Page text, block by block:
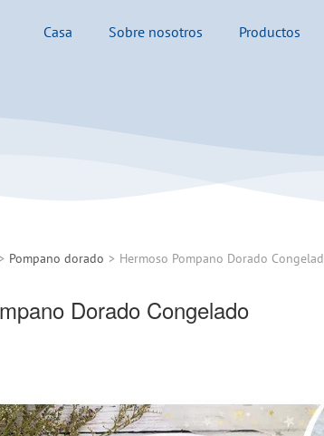
Casa Sobre nosotros Productos
Pompano dorado Hermoso Pompano Dorado
Dorado Congelado